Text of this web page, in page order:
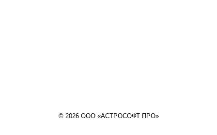
© 2026 ООО «АСТРОСОФТ ПРО»